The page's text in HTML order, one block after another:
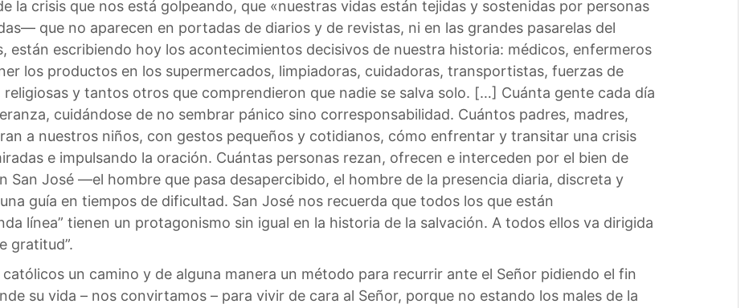
la crisis que nos está golpeando, que «nuestras vidas están tejidas y sostenidas por personas
que no aparecen en portadas de diarios y de revistas, ni en las grandes pasarelas del
están escribiendo hoy los acontecimientos decisivos de nuestra historia: médicos, enfermeros
los productos en los supermercados, limpiadoras, cuidadoras, transportistas, fuerzas de
y tantos otros que comprendieron que nadie se salva solo. […] Cuánta gente cada día
cuidándose de no sembrar pánico sino corresponsabilidad. Cuántos padres, madres,
a nuestros niños, con gestos pequeños y cotidianos, cómo enfrentar y transitar una crisis
e impulsando la oración. Cuántas personas rezan, ofrecen e interceden por el bien de
San José —el hombre que pasa desapercibido, el hombre de la presencia diaria, discreta y
guía en tiempos de dificultad. San José nos recuerda que todos los que están
línea” tienen un protagonismo sin igual en la historia de la salvación. A todos ellos va dirigida
gratitud”.
un camino y de alguna manera un método para recurrir ante el Señor pidiendo el fin
su vida – nos convirtamos – para vivir de cara al Señor, porque no estando los males de la